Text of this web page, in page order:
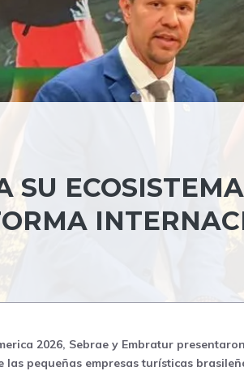
SU
2026, Sebrae y Embratur
pequeñas empresas turísticas